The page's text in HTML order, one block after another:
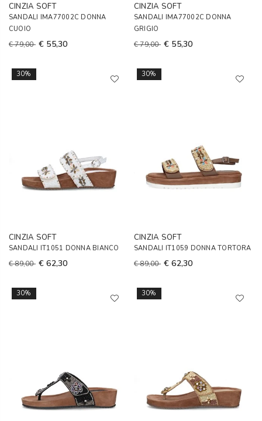
CINZIA SOFT
SANDALI IMA77002C DONNA
CUOIO
€ 79,00 € 55,30
CINZIA SOFT
SANDALI IMA77002C DONNA
GRIGIO
€ 79,00 € 55,30
30%
CINZIA SOFT
SANDALI IT1051 DONNA BIANCO
€ 89,00 € 62,30
30%
CINZIA SOFT
SANDALI IT1059 DONNA TORTORA
€ 89,00 € 62,30
30% 30%